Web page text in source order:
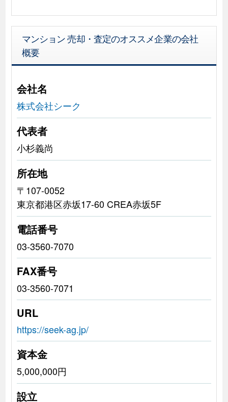
マンション 売却・査定のオススメ企業の会社
概要
会社名
株式会社シーク
代表者
小杉義尚
所在地
〒107-0052
東京都港区赤坂17-60 CREA赤坂5F
電話番号
03-3560-7070
FAX番号
03-3560-7071
URL
https://seek-ag.jp/
資本金
5,000,000円
設立